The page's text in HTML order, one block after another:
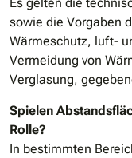
sowie die Vorgaben
Wärmeschutz, luft-
Vermeidung von
Verglasung,
Spielen
Rolle?
In bestimmten